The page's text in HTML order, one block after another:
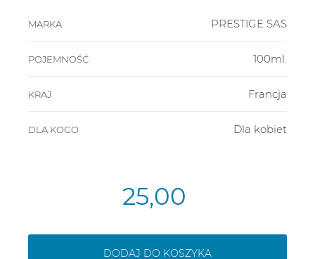
MARKA PRESTIGE SAS
POJEMNOŚĆ 100ml.
KRAJ Francja
DLA KOGO Dla kobiet
25,00
DODAJ DO KOSZYKA